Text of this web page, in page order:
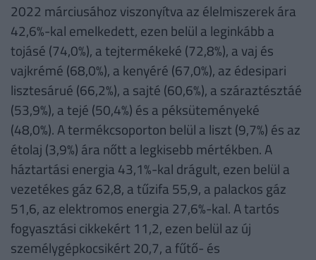
2022 márciusához viszonyítva az élelmiszerek ára
42,6%-kal emelkedett, ezen belül a leginkább a
tojásé (74,0%), a tejtermékeké (72,8%), a vaj és
vajkrémé (68,0%), a kenyéré (67,0%), az édesipari
lisztesárué (66,2%), a sajté (60,6%), a száraztésztáé
(53,9%), a tejé (50,4%) és a péksüteményeké
(48,0%). A termékcsoporton belül a liszt (9,7%) és az
étolaj (3,9%) ára nőtt a legkisebb mértékben. A
háztartási energia 43,1%-kal drágult, ezen belül a
vezetékes gáz 62,8, a tűzifa 55,9, a palackos gáz
51,6, az elektromos energia 27,6%-kal. A tartós
fogyasztási cikkekért 11,2, ezen belül az új
személygépkocsikért 20,7, a fűtő- és